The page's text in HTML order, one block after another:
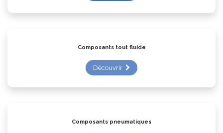
Composants tout fluide
Découvrir
Composants pneumatiques